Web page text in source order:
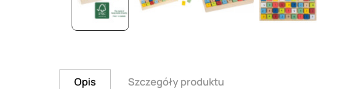
Opis Szczegóły produktu